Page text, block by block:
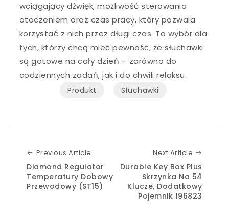
wciągający dźwięk, możliwość sterowania
otoczeniem oraz czas pracy, który pozwala
korzystać z nich przez długi czas. To wybór dla
tych, którzy chcą mieć pewność, że słuchawki
są gotowe na cały dzień – zarówno do
codziennych zadań, jak i do chwili relaksu.
Produkt Słuchawki
Previous Article
Diamond Regulator
Temperatury Dobowy
Przewodowy (ST15)
Next Article
Durable Key Box Plus
Skrzynka Na 54
Klucze, Dodatkowy
Pojemnik 196823